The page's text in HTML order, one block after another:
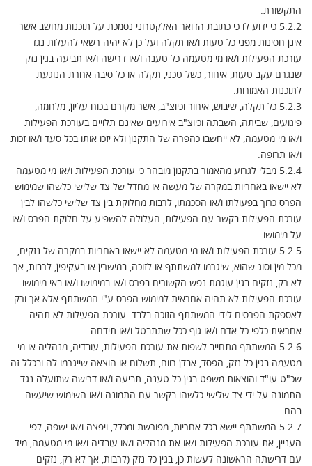
התקשורת.
5.2.2 כי ידוע לו כי כתובת הדואר האלקטרוני נסמכת על תוכנות מחשב אשר
אינן חסינות מפני כל טעות ו/או תקלה ועל כן לא יהיה רשאי להעלות נגד
עורכת הפעילות ו/או מי מטעמה כל טענה ו/או דרישה ו/או תביעה בגין נזק
שנגרם עקב טעות, איחור, כשל טכני, תקלה או כל סיבה אחרת הנוגעת
לתוכנות האמורות.
5.2.3 כל תקלה, שיבוש, איחור וכיוצ"ב, אשר מקורם בכוח עליון, מלחמה,
פיגועים, שביתה, השבתה וכיוצ"ב אירועים שאינם תלויים בעורכת הפעילות
ו/או מי מטעמה, לא ייחשבו כהפרה של התקנון ולא יזכו אותו בכל סעד ו/או זכות
ו/או תרופה.
5.2.4 מבלי לגרוע מהאמור בתקנון מובהר כי עורכת הפעילות ו/או מי מטעמה
לא יישאו באחריות במקרה של מעשה או מחדל של צד שלישי כלשהו שמימוש
הפרס כרוך בפעולתו ו/או הסכמתו, לרבות מחלוקת בין צד שלישי כלשהו לבין
עורכת הפעילות בקשר עם הפעילות, העלולה להשפיע על חלוקת הפרס ו/או
על מימושו.
5.2.5 עורכת הפעילות ו/או מי מטעמה לא יישאו באחריות במקרה של נזקים,
מכל מין וסוג שהוא, שיגרמו למשתתף או לזוכה, במישרין או בעקיפין, לרבות, אך
לא רק, נזקים בגין עוגמת נפש הקשורים בפרס ו/או במימושו ו/או באי מימושו.
עורכת הפעילות לא תהיה אחראית למימוש הפרס ע"י המשתתף אלא אך ורק
לאספקת הפרסים לידי המשתתף הזוכה בלבד. עורכת הפעילות לא תהיה
אחראית כלפי כל אדם ו/או גוף ככל שתתבטל ו/או תידחה.
5.2.6 המשתתף מתחייב לשפות את עורכת הפעילות, עובדיה, מנהליה או מי
מטעמה בגין כל נזק, הפסד, אבדן רווח, תשלום או הוצאה שייגרמו לה ובכלל זה
שכ"ט עו"ד והוצאות משפט בגין כל טענה, תביעה ו/או דרישה שתועלה נגד
התמונה על ידי צד שלישי כלשהו בקשר עם התמונה ו/או השימוש שיעשה
בהם.
5.2.7 המשתתף יישא בכל אחריות, מפורשת ומכלל, ויפצה ו/או ישפה, לפי
העניין, את עורכת הפעילות ו/או את מנהליה ו/או עובדיה ו/או מי מטעמה, מיד
עם דרישתה הראשונה לעשות כן, בגין כל נזק (לרבות, אך לא רק, נזקים